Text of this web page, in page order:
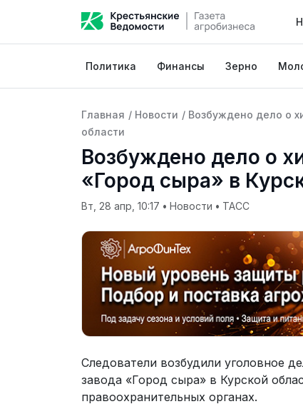
Политика Финансы Зерно
Главная / Новости / Возбуждено дело о
области
Возбуждено дело о
«Город сыра» в
Вт, 28 апр, 10:17 • Новости • ТАСС
Следователи возбудили уголовное
завода «Город сыра» в Курской
правоохранительных органах.